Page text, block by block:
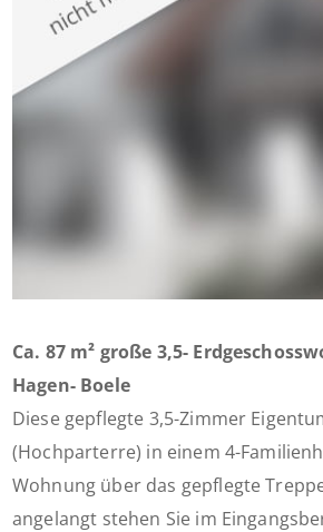
Ca. 87 m² große 3,5-
Hagen- Boele
Diese gepflegte 3,5-Zimmer
(Hochparterre) in einem 4-
Wohnung über das gepflegte
angelangt stehen Sie im